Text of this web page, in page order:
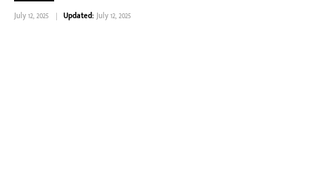
July 12, 2025 Updated: July 12, 2025